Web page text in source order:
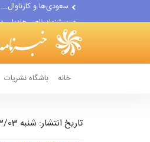
پیشنهاد ناصر هادیان
معامله با گرگِ
خانه باشگاه نشریات
تاریخ انتشار: شنبه 1404/03/03 - 10:37